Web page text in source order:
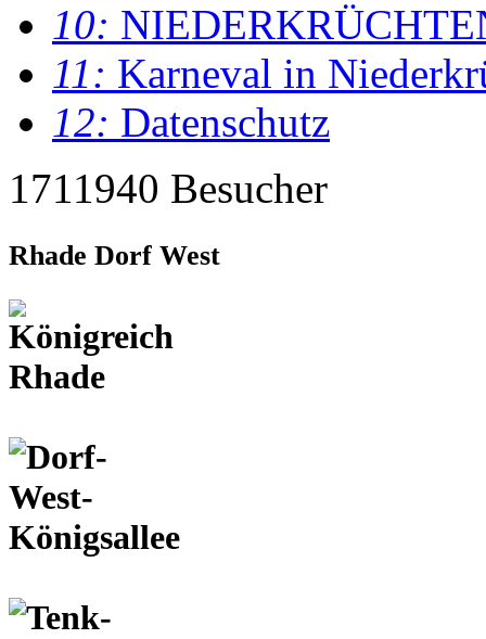
10:
11: Karneval in
12: Datenschutz
1711940 Besucher
Rhade Dorf West